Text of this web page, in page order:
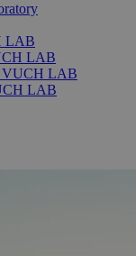
LAB
LAB
LAB
LAB